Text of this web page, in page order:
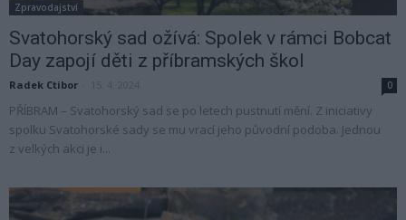
Zpravodajství
Svatohorský sad ožívá: Spolek v rámci Bobcat
Day zapojí děti z příbramských škol
Radek Ctibor 0
PŘÍBRAM – Svatohorský sad se po letech pustnutí mění. Z iniciativy
spolku Svatohorské sady se mu vrací jeho původní podoba. Jednou
z velkých akci je i...